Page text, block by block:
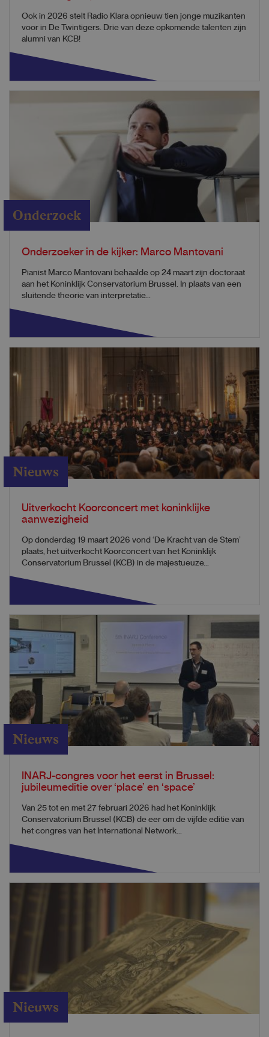
Ook in 2026 stelt Radio Klara opnieuw tien jonge muzikanten
voor in De Twintigers. Drie van deze opkomende talenten zijn
alumni van KCB!
Onderzoek
Onderzoeker in de kijker: Marco Mantovani
Pianist Marco Mantovani behaalde op 24 maart zijn doctoraat
aan het Koninklijk Conservatorium Brussel. In plaats van een
sluitende theorie van interpretatie...
Nieuws
Uitverkocht Koorconcert met koninklijke
aanwezigheid
Op donderdag 19 maart 2026 vond ‘De Kracht van de Stem’
plaats, het uitverkocht Koorconcert van het Koninklijk
Conservatorium Brussel (KCB) in de majestueuze...
Nieuws
INARJ-congres voor het eerst in Brussel:
jubileumeditie over ‘place’ en ‘space’
Van 25 tot en met 27 februari 2026 had het Koninklijk
Conservatorium Brussel (KCB) de eer om de vijfde editie van
het congres van het International Network...
Nieuws